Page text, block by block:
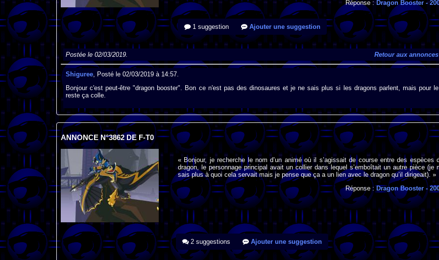
Réponse : Dragon Booster-
1 suggestion Ajouter une suggestion
Postée le 02/03/2019. Retour aux annonces
Shiguree, Posté le 02/03/2019 à 14:57.
Bonjour c'est peut-être "dragon booster". Bon ce n'est pas des dinosaures et je ne sais plus si les dragons parlent, mais pour le
reste ça colle.
ANNONCE N°3862 DE F-T0
« Bonjour, je recherche le nom d’un animé où il s’agissait de course entre des espèces
dragon, le personnage principal avait un collier dans lequel s’emboîtait un autre pièce (je
sais plus à quoi cela servait mais je pense que ça a un lien avec le dragon qu’il dirigeait). »
Réponse :Dragon Booster -
2 suggestions Ajouter une suggestion